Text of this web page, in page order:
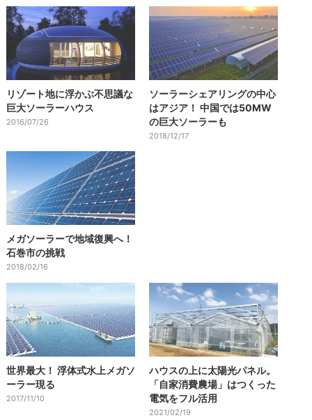
リゾート地に浮かぶ不思議な
巨大ソーラーハウス
2016/07/26
ソーラーシェアリングの中心
はアジア！ 中国では50MW
の巨大ソーラーも
2018/12/17
メガソーラーで地域復興へ！
石巻市の挑戦
2018/02/16
世界最大！ 浮体式水上メガソ
ーラー現る
2017/11/10
ハウスの上に太陽光パネル。
「自家消費農場」はつくった
電気をフル活用
2021/02/19